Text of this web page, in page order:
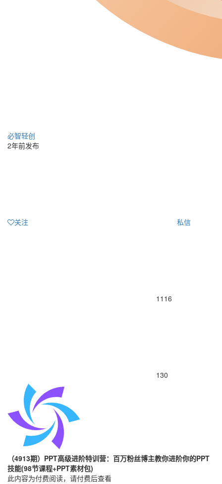
必智轻创
2年前发布
关注 私信
1116
130
（4913期）PPT高级进阶特训营：百万粉丝博主教你进阶你的PPT
技能(98节课程+PPT素材包)
此内容为付费阅读，请付费后查看